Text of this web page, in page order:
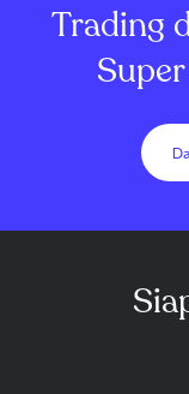
Trading